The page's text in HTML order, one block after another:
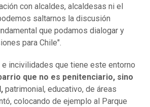
con alcaldes, alcaldesas ni el
saltarnos la discusión
que podamos dialogar y
para Chile".
incivilidades que tiene este entorno
que no es penitenciario, sino
patrimonial, educativo, de áreas
colocando de ejemplo al Parque